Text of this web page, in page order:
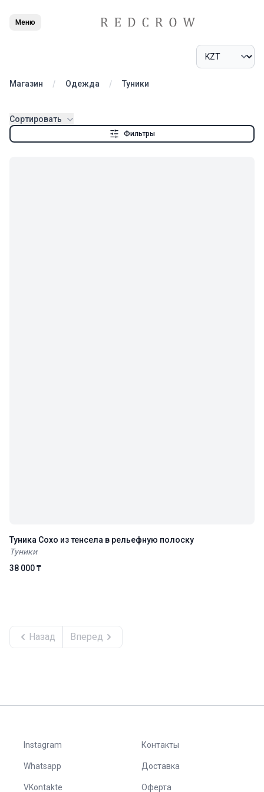
Меню
Магазин Одежда Туники
Products
Сортировать
Фильтры
Туника Сохо из тенсела в рельефную полоску
Туники
38 000 ₸
Назад Вперед
Instagram
Whatsapp
VKontakte
Контакты
Доставка
Оферта